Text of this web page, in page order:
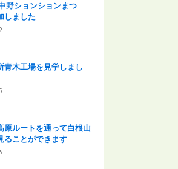
野ションションまつ
しました
青木工場を見学しまし
原ルートを通って白根山
ることができます